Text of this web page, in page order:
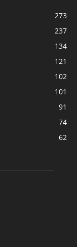
273
237
134
121
102
101
91
74
62